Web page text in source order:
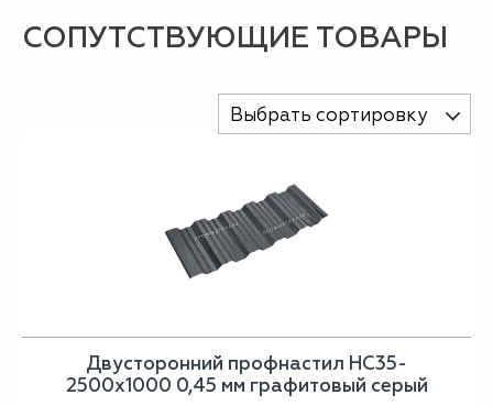
СОПУТСТВУЮЩИЕ ТОВАРЫ
Выбрать сортировку
Двусторонний профнастил НС35-
2500х1000 0,45 мм графитовый серый